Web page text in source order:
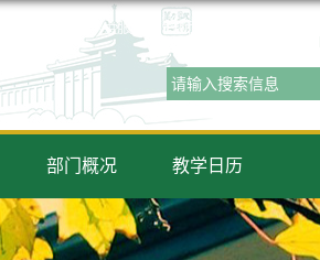
部门概况 教学日历